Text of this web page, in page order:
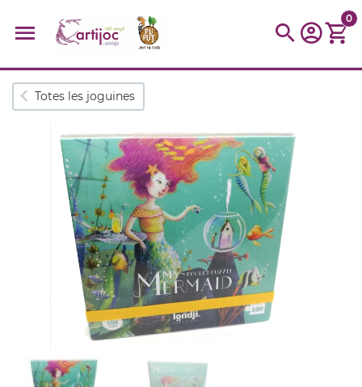
Cerques populars
parquing tinkering kit
Cuina
0
Totes les joguines